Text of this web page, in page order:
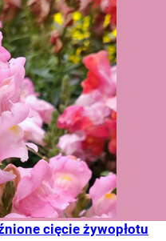
cięcie żywopłotu